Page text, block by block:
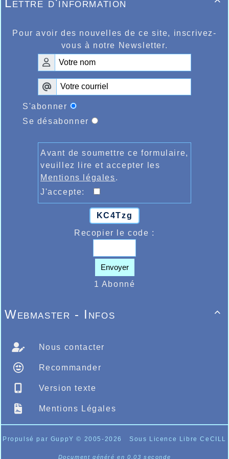
Voilà donc une édition qui sans aucun
à pointes dans ce bourbier de grande
Les résultats des Halluinois au cross du
https://bases.athle.fr/asp.net/liste.aspx?
MARATHON DE VALENCE AHMED
ABOUSITRE AU TOP DE SA FORME !!!
Lettre d'information
Pour avoir des nouvelles de ce site, inscrivez-
vous à notre Newsletter.
S'abonner
Se désabonner
Avant de soumettre ce formulaire,
veuillez lire et accepter les
Mentions légales.
J'accepte:
KC4Tzg
Recopier le code :
Envoyer
1 Abonné

Webmaster - Infos
Nous contacter
Recommander
Version texte
Mentions Légales
Propulsé par GuppY© 2005-2026 Sous Licence Libre CeCILL
Document généré en 0.03 seconde